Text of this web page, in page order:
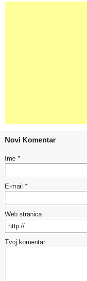
Novi Komentar
Ime *
E-mail *
Web stranica
Tvoj komentar